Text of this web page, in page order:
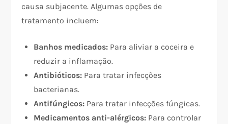
causa subjacente. Algumas opções de
tratamento incluem:
Banhos medicados: Para aliviar a coceira e
reduzir a inflamação.
Antibióticos: Para tratar infecções
bacterianas.
Antifúngicos: Para tratar infecções fúngicas.
Medicamentos anti-alérgicos: Para controlar